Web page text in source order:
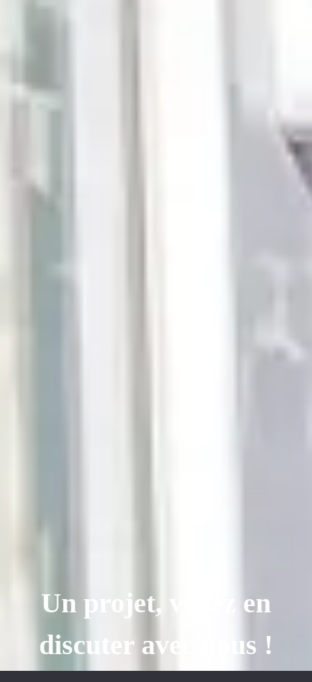
Un projet, venez en
discuter avec nous !